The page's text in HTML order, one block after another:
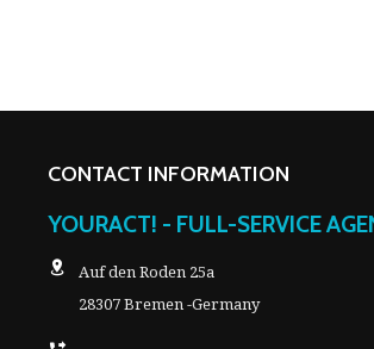
CONTACT INFORMATION
YOURACT! - FULL-SERVICE
Auf den Roden 25a
28307 Bremen -Germany